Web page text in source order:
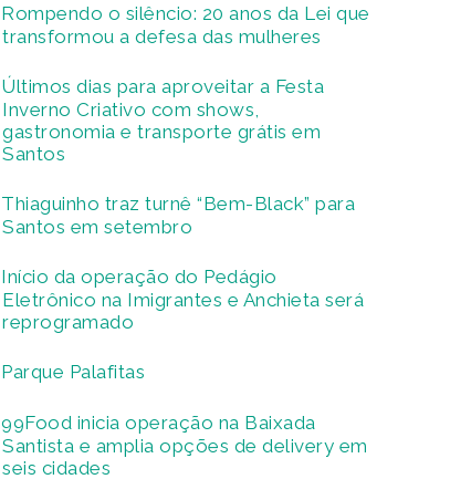
Rompendo o silêncio: 20 anos da Lei que
transformou a defesa das mulheres
Últimos dias para aproveitar a Festa
Inverno Criativo com shows,
gastronomia e transporte grátis em
Santos
Thiaguinho traz turnê “Bem-Black” para
Santos em setembro
Início da operação do Pedágio
Eletrônico na Imigrantes e Anchieta será
reprogramado
Parque Palafitas
99Food inicia operação na Baixada
Santista e amplia opções de delivery em
seis cidades